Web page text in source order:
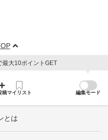
最大10ポイントGET
稿マイリスト 編集モード
とは